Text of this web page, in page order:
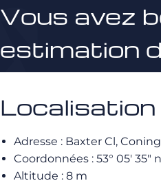
Vous avez
estimation
Adresse : Baxter Cl,
Coordonnées : 53° 05′ 35″
Altitude : 8 m